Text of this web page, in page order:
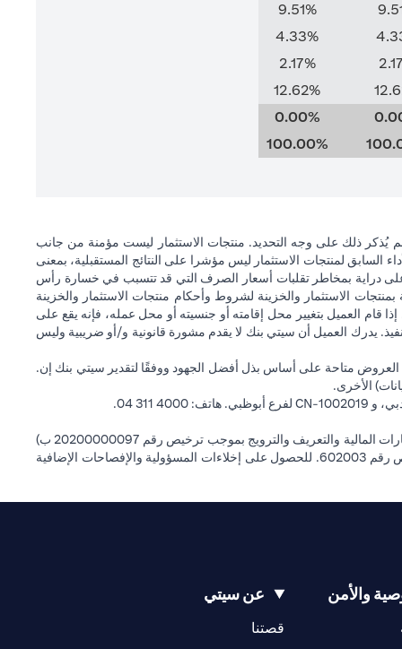
9.51%
4.33%
2.17%
12.62%
0.00%
100.00%
يُذكر ذلك على وجه التحديد. منتجات الاستثمار ليست مؤمنة من جانب
السابق لمنتجات الاستثمار ليس مؤشرا على النتائج المستقبلية، بمعنى
على دراية بمخاطر تقلبات أسعار الصرف التي قد تتسبب في خسارة رأس
الاستثمار والخزينة لشروط وأحكام منتجات الاستثمار والخزينة
قام العميل بتغيير محل إقامته أو جنسيته أو محل عمله، فإنه يقع على
يدرك العميل أن سيتي بنك لا يقدم مشورة قانونية و/أو ضريبية وليس
متاحة على أساس بذل أفضل الجهود ووفقًا لتقدير سيتي بنك إن.
الأخرى.
سيتي بنك إن إيه الإمارات العربية المتحدة مرخص من هيئة الأوراق المالية والسلع في الإمارات العربية المتحدة ("SCA") للقيام بالنشاط المالي لـ أ) الاستشارات المالية والتعريف والترويج بموجب ترخيص رقم 20200000097 ب)
وسيط تداول في الأسواق الدولية بموجب ترخيص رقم 20200000198 ج) إدارة المحافظ بموجب ترخيص رقم 20200000240 د) الحفظ بموجب ترخيص رقم 602003. للحصول على إخلاءات المسؤولية والإفصاحات الإضافية
والأمن
opens in a new tab
عن سيتي
قصتناopens in a new tab